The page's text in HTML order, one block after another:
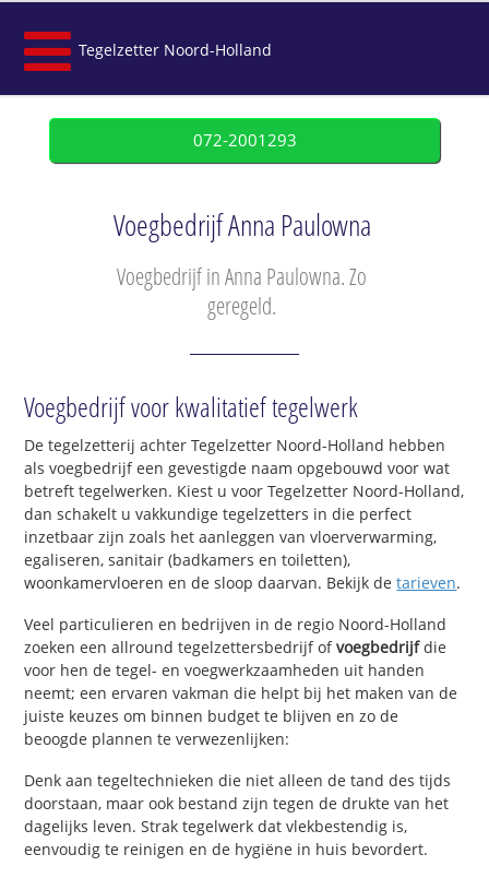
Tegelzetter Noord-Holland
072-2001293
Voegbedrijf Anna Paulowna
Voegbedrijf in Anna Paulowna. Zo
geregeld.
Voegbedrijf voor kwalitatief tegelwerk
De tegelzetterij achter Tegelzetter Noord-Holland hebben
als voegbedrijf een gevestigde naam opgebouwd voor wat
betreft tegelwerken. Kiest u voor Tegelzetter Noord-Holland,
dan schakelt u vakkundige tegelzetters in die perfect
inzetbaar zijn zoals het aanleggen van vloerverwarming,
egaliseren, sanitair (badkamers en toiletten),
woonkamervloeren en de sloop daarvan. Bekijk detarieven.
Veel particulieren en bedrijven in de regio Noord-Holland
zoeken een allround tegelzettersbedrijf ofvoegbedrijfdie
voor hen de tegel- en voegwerkzaamheden uit handen
neemt; een ervaren vakman die helpt bij het maken van de
juiste keuzes om binnen budget te blijven en zo de
beoogde plannen te verwezenlijken:
Denk aan tegeltechnieken die niet alleen de tand des tijds
doorstaan, maar ook bestand zijn tegen de drukte van het
dagelijks leven. Strak tegelwerk dat vlekbestendig is,
eenvoudig te reinigen en de hygiëne in huis bevordert.